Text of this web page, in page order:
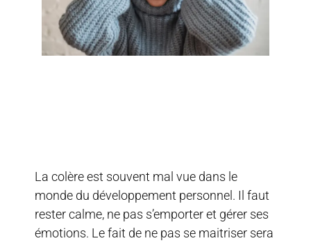
La colère est souvent mal vue dans le
monde du développement personnel. Il faut
rester calme, ne pas s’emporter et gérer ses
émotions. Le fait de ne pas se maitriser sera